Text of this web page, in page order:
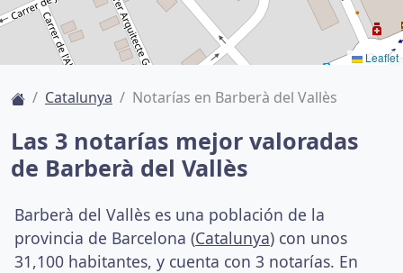
Leaflet
Catalunya Notarías en Barberà del Vallès
Las 3 notarías mejor valoradas
de Barberà del Vallès
Barberà del Vallès es una población de la
provincia de Barcelona (Catalunya) con unos
31,100 habitantes, y cuenta con 3 notarías. En